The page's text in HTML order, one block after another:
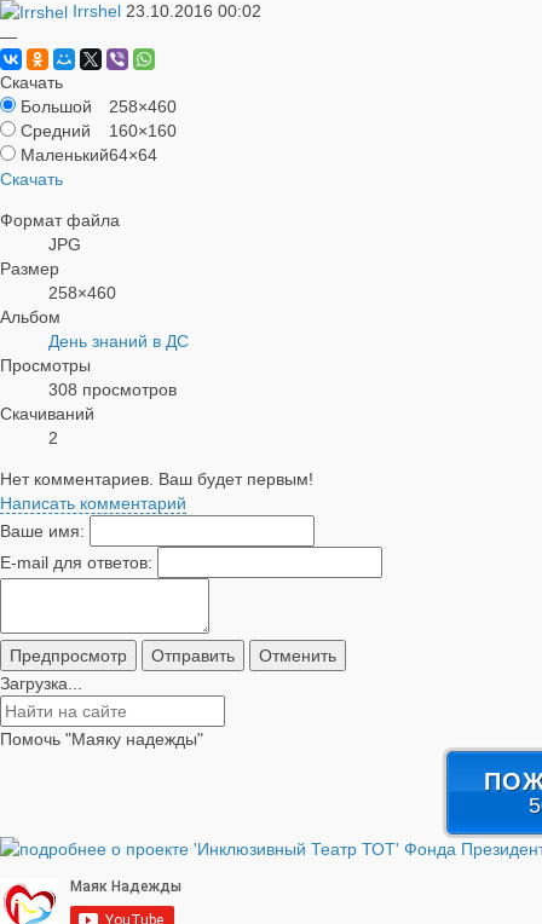
Irrshel 23.10.2016 00:02
—
Скачать
Большой
258×460
Средний
160×160
Маленький64×64
Скачать
Формат файла
JPG
Размер
258×460
Альбом
День знаний в ДС
Просмотры
308 просмотров
Скачиваний
2
Нет комментариев. Ваш будет первым!
Написать комментарий
Ваше имя:
E-mail для ответов:
Загрузка...
Помочь "Маяку надежды"